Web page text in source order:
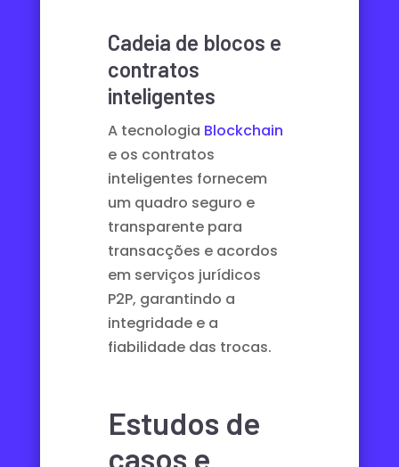
Cadeia de blocos e
contratos
inteligentes
A tecnologia Blockchain
e os contratos
inteligentes fornecem
um quadro seguro e
transparente para
transacções e acordos
em serviços jurídicos
P2P, garantindo a
integridade e a
fiabilidade das trocas.
Estudos de
casos e